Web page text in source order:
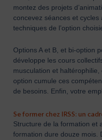
montez des projets
concevez séances et
techniques de l’option
Options A et B, et bi-option
développe les cours
musculation et
option cumule ces
de besoins. Enfin, votre
Se former chez IRSS: un
Structure de la formation et
formation dure douze mois.